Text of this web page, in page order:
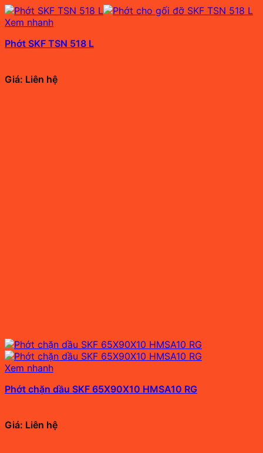
Xem nhanh
Phớt SKF TSN 518 L
Giá: Liên hệ
Xem nhanh
Phớt chặn dầu SKF 65X90X10 HMSA10 RG
Giá: Liên hệ